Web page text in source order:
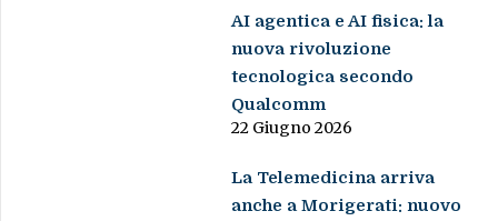
AI agentica e AI fisica: la
nuova rivoluzione
tecnologica secondo
Qualcomm
22 Giugno 2026
La Telemedicina arriva
anche a Morigerati: nuovo